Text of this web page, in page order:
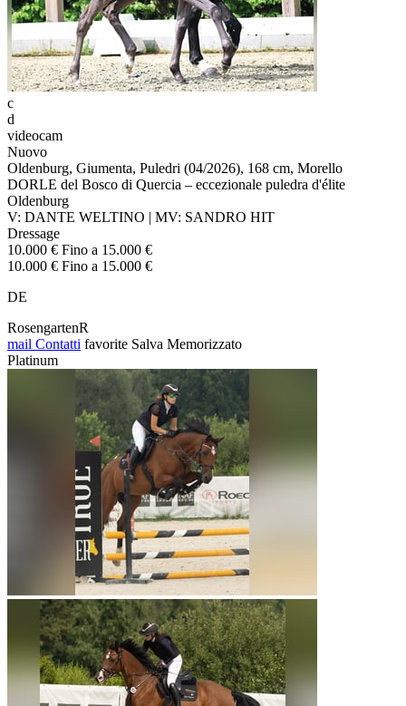
c
d
videocam
Nuovo
Oldenburg, Giumenta, Puledri (04/2026), 168 cm, Morello
DORLE del Bosco di Quercia – eccezionale puledra d'élite
Oldenburg
V: DANTE WELTINO | MV: SANDRO HIT
Dressage
10.000 € Fino a 15.000 €
10.000 € Fino a 15.000 €
DE
RosengartenR
mail Contatti favorite Salva Memorizzato
Platinum